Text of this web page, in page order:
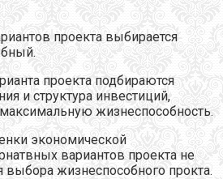
проекта выбирается
проекта подбираются
и структура инвестиций,
жизнеспособность.
экономической
вариантов проекта не
выбора жизнеспособного прокта.